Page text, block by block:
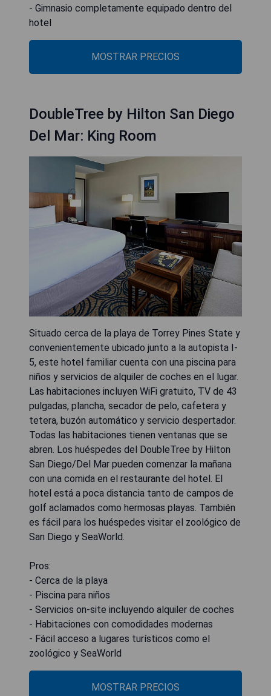
- Gimnasio completamente equipado dentro del
hotel
MOSTRAR PRECIOS
DoubleTree by Hilton San Diego
Del Mar: King Room
Situado cerca de la playa de Torrey Pines State y
convenientemente ubicado junto a la autopista I-
5, este hotel familiar cuenta con una piscina para
niños y servicios de alquiler de coches en el lugar.
Las habitaciones incluyen WiFi gratuito, TV de 43
pulgadas, plancha, secador de pelo, cafetera y
tetera, buzón automático y servicio despertador.
Todas las habitaciones tienen ventanas que se
abren. Los huéspedes del DoubleTree by Hilton
San Diego/Del Mar pueden comenzar la mañana
con una comida en el restaurante del hotel. El
hotel está a poca distancia tanto de campos de
golf aclamados como hermosas playas. También
es fácil para los huéspedes visitar el zoológico de
San Diego y SeaWorld.
Pros:
- Cerca de la playa
- Piscina para niños
- Servicios on-site incluyendo alquiler de coches
- Habitaciones con comodidades modernas
- Fácil acceso a lugares turísticos como el
zoológico y SeaWorld
MOSTRAR PRECIOS